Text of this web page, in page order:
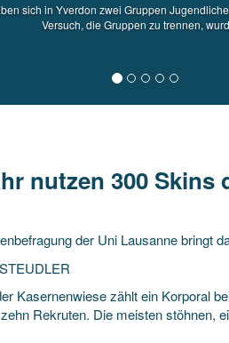
sich in Yverdon zwei Gruppen
Versuch, die Gruppen zu trennen,
nutzen 300 Skins
der Uni Lausanne bringt
Kasernenwiese zählt ein Korporal
Rekruten. Die meisten stöhnen,